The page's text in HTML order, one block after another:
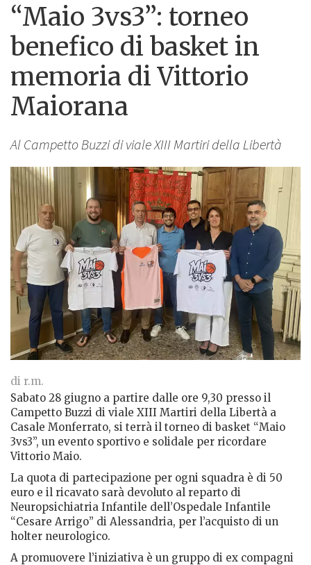
“Maio 3vs3”: torneo
benefico di basket in
memoria di Vittorio
Maiorana
Al Campetto Buzzi di viale XIII Martiri della Libertà
di r.m.
Sabato 28 giugno a partire dalle ore 9,30 presso il
Campetto Buzzi di viale XIII Martiri della Libertà a
Casale Monferrato, si terrà il torneo di basket “Maio
3vs3”, un evento sportivo e solidale per ricordare
Vittorio Maio.
La quota di partecipazione per ogni squadra è di 50
euro e il ricavato sarà devoluto al reparto di
Neuropsichiatria Infantile dell’Ospedale Infantile
“Cesare Arrigo” di Alessandria, per l’acquisto di un
holter neurologico.
A promuovere l’iniziativa è un gruppo di ex compagni